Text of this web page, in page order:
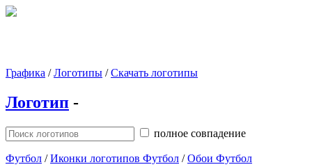
Графика /Логотипы /Скачать логотипы
Логотип -
полное совпадение
Футбол /Иконки логотипов Футбол /Обои Футбол